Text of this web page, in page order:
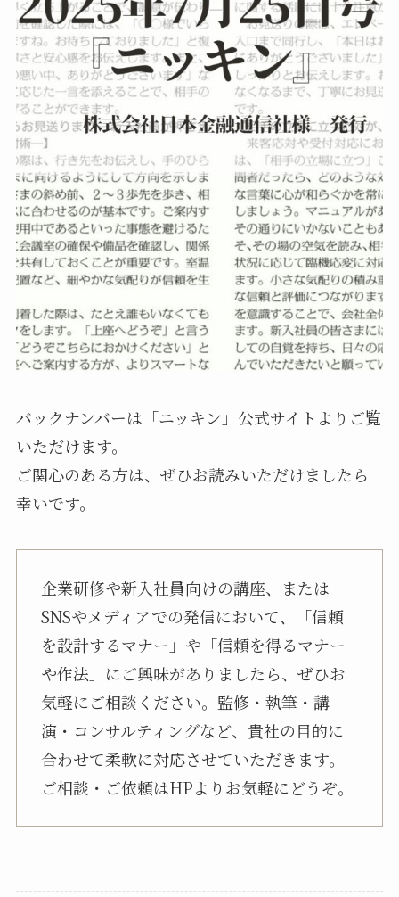
バックナンバーは「ニッキン」公式サイトよりご覧
いただけます。
ご関心のある方は、ぜひお読みいただけましたら
幸いです。
企業研修や新入社員向けの講座、または
SNSやメディアでの発信において、「信頼
を設計するマナー」や「信頼を得るマナー
や作法」にご興味がありましたら、ぜひお
気軽にご相談ください。監修・執筆・講
演・コンサルティングなど、貴社の目的に
合わせて柔軟に対応させていただきます。
ご相談・ご依頼はHPよりお気軽にどうぞ。